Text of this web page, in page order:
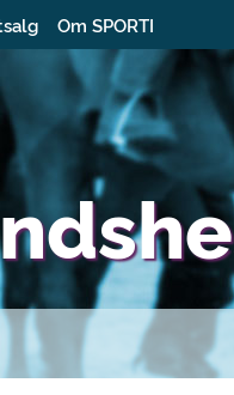
Om SPORTI